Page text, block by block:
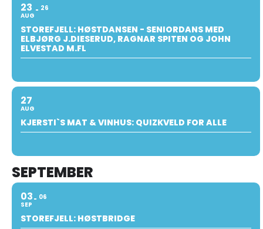
23
AUG
26
STOREFJELL: HØSTDANSEN - SENIORDANS MED
ELBJØRG J.DIESERUD, RAGNAR SPITEN OG JOHN
ELVESTAD M.FL
27
AUG
KJERSTI`S MAT & VINHUS: QUIZKVELD FOR ALLE
SEPTEMBER
03
SEP
06
STOREFJELL: HØSTBRIDGE